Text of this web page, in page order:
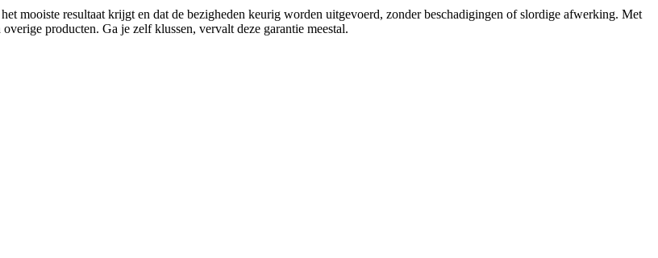
mooiste resultaat krijgt en dat de bezigheden keurig worden uitgevoerd, zonder beschadigingen of slordige afwerking. Met
producten. Ga je zelf klussen, vervalt deze garantie meestal.